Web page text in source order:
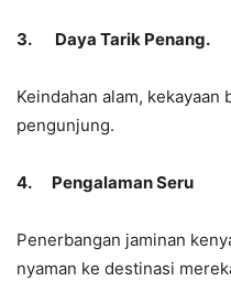
3. Daya Tarik Penang.
Keindahan alam,
pengunjung.
4. Pengalaman Seru
Penerbangan jaminan
nyaman ke destinasi